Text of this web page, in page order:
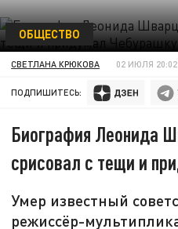
ОБЩЕСТВО
СВЕТЛАНА КРЮКОВА 02 ИЮЛЯ 20:02
ПОДПИШИТЕСЬ:
Биография Леонида
срисовал с тещи и
Умер известный
режиссёр-